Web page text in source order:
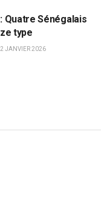
Quatre Sénégalais
type
JANVIER 2026